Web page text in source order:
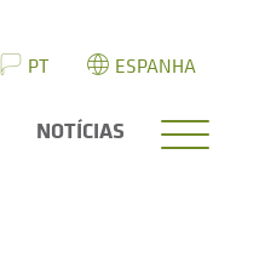
PT ESPANHA
NOTÍCIAS